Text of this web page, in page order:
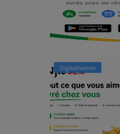
Digitalisation